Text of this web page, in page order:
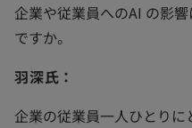
企業や従業員へのAI の影
ですか。
羽深氏：
企業の従業員一人ひとり